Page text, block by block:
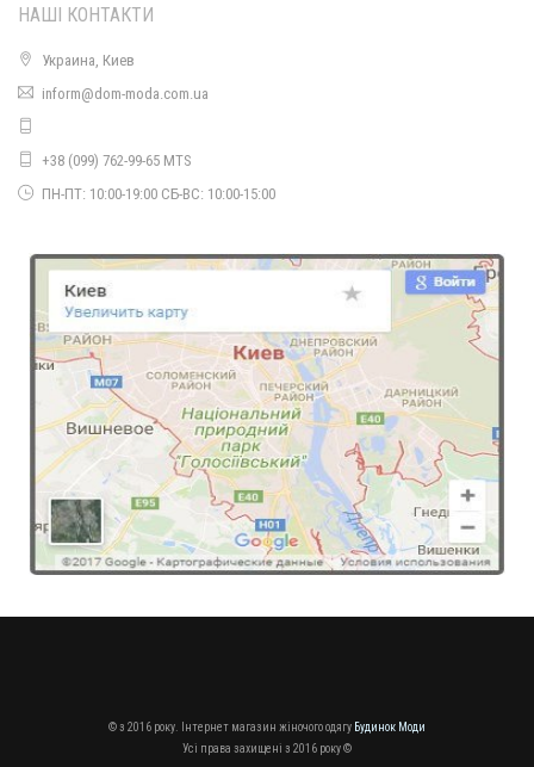
990.00грн.
Бархатний спортивний костюм двійка
1150.00грн.
Жіночий спортивний костюм з пайеткою
НАШІ КОНТАКТИ
Украина, Киев
inform@dom-moda.com.ua
+38 (099) 762-99-65 MTS
ПН-ПТ: 10:00-19:00 СБ-ВС: 10:00-15:00
© з 2016 року. Інтернет магазин жіночого одягу Будинок Моди
Усі права захищені з 2016 року ©